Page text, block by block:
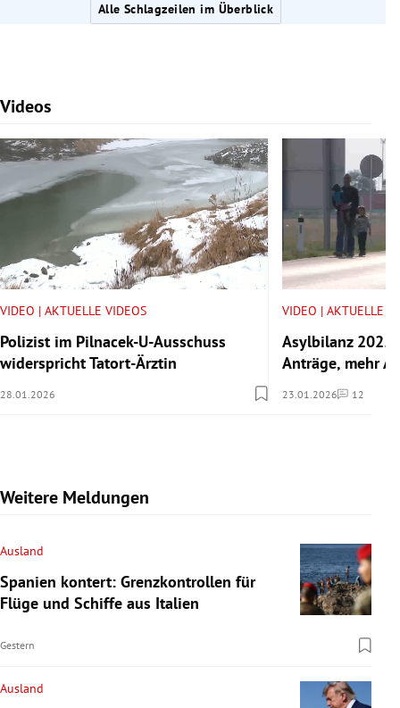
Alle Schlagzeilen im Überblick
Videos
Slide 1 von 7
VIDEO | AKTUELLE VIDEOS
Polizist im Pilnacek-U-Ausschuss
widerspricht Tatort-Ärztin
28.01.2026
VIDEO | AKTUELLE
Asylbilanz
Anträge, mehr
23.01.2026 12
Kommentare
Weitere Meldungen
Ausland
Spanien kontert: Grenzkontrollen für
Flüge und Schiffe aus Italien
Gestern
Ausland